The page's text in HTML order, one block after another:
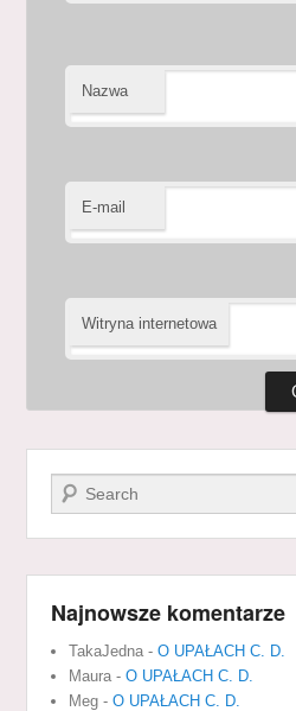
Nazwa
E-mail
Witryna internetowa
Szukaj
Najnowsze komentarze
TakaJedna -O UPAŁACH C. D.
Maura -O UPAŁACH C. D.
Meg -O UPAŁACH C. D.